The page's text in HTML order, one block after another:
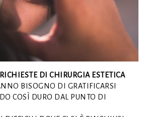
DI CHIRURGIA ESTETICA
BISOGNO DI GRATIFICARSI
COSÌ DURO DAL PUNTO DI